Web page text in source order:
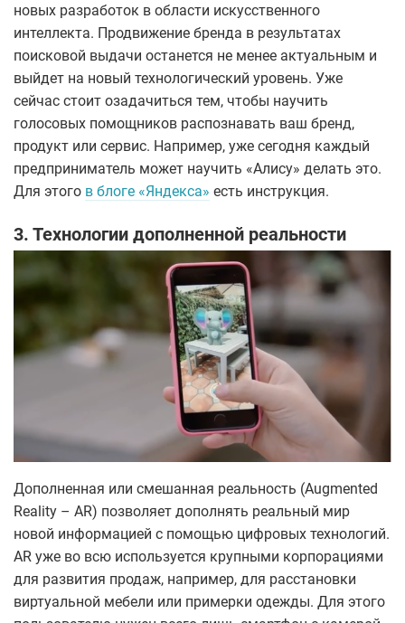
новых разработок в области искусственного
интеллекта. Продвижение бренда в результатах
поисковой выдачи останется не менее актуальным и
выйдет на новый технологический уровень. Уже
сейчас стоит озадачиться тем, чтобы научить
голосовых помощников распознавать ваш бренд,
продукт или сервис. Например, уже сегодня каждый
предприниматель может научить «Алису» делать это.
Для этого в блоге «Яндекса» есть инструкция.
3. Технологии дополненной реальности
Дополненная или смешанная реальность (Augmented
Reality – AR) позволяет дополнять реальный мир
новой информацией с помощью цифровых технологий.
AR уже во всю используется крупными корпорациями
для развития продаж, например, для расстановки
виртуальной мебели или примерки одежды. Для этого